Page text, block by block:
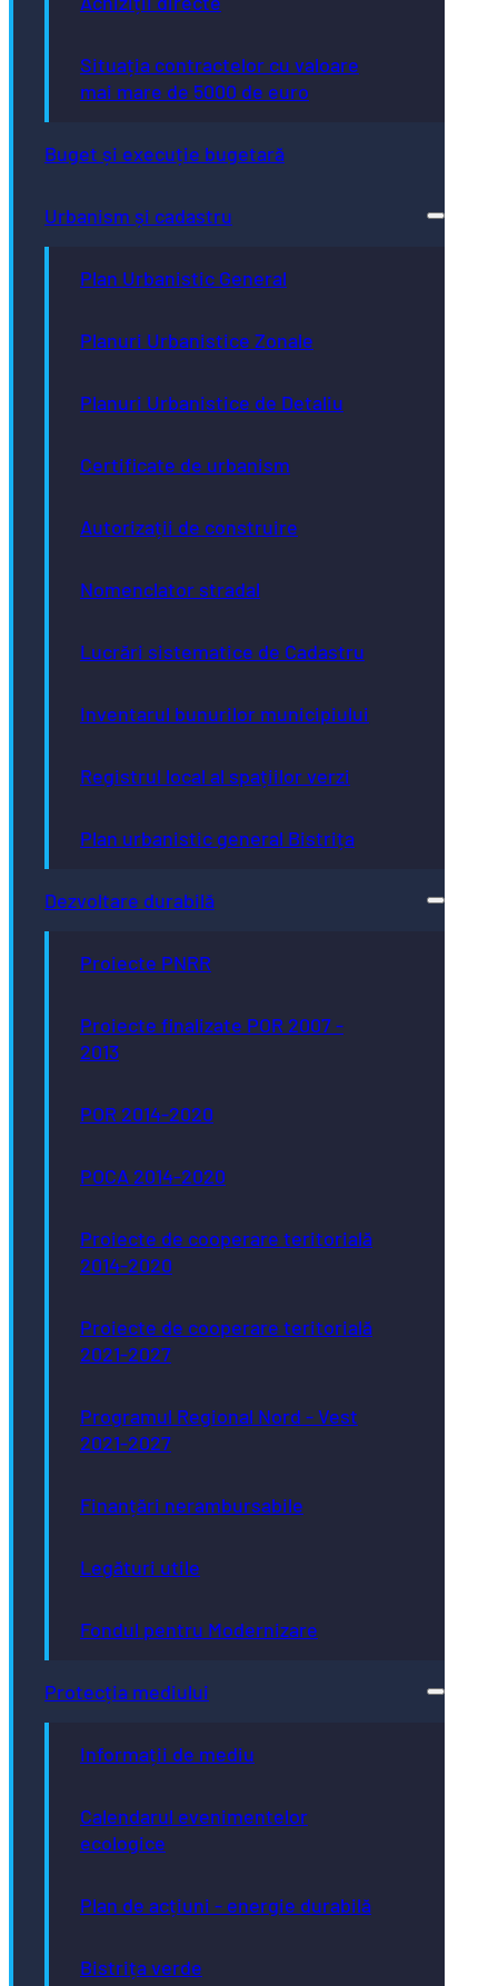
Situația contractelor cu valoare
mai mare de 5000 de euro
Buget și execuție bugetară
Urbanism și cadastru
Plan Urbanistic General
Planuri Urbanistice Zonale
Planuri Urbanistice de Detaliu
Certificate de urbanism
Autorizații de construire
Nomenclator stradal
Lucrări sistematice de Cadastru
Inventarul bunurilor municipiului
Registrul local al spațiilor verzi
Plan urbanistic general Bistrița
Dezvoltare durabilă
Proiecte PNRR
Proiecte finalizate POR 2007 -
2013
POR 2014-2020
POCA 2014-2020
Proiecte de cooperare teritorială
2014-2020
Proiecte de cooperare teritorială
2021-2027
Programul Regional Nord - Vest
2021-2027
Finanțări nerambursabile
Legături utile
Fondul pentru Modernizare
Protecția mediului
Informații de mediu
Calendarul evenimentelor
ecologice
Plan de acțiuni - energie durabilă
Bistrița verde